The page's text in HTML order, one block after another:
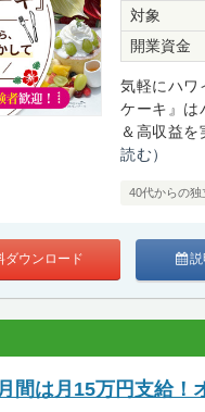
対象
開業資金
気軽にハワ
ケーキ』は
＆高収益を
読む）
40代からの独
ダウンロード
間は月15万円支給！